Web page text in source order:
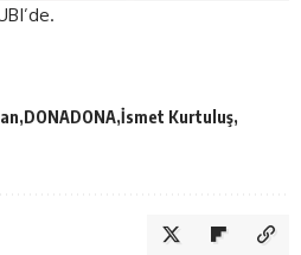
DONADONA İsmet Kurtuluş